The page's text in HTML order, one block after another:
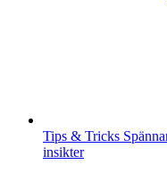
Tips & Tricks
insikter